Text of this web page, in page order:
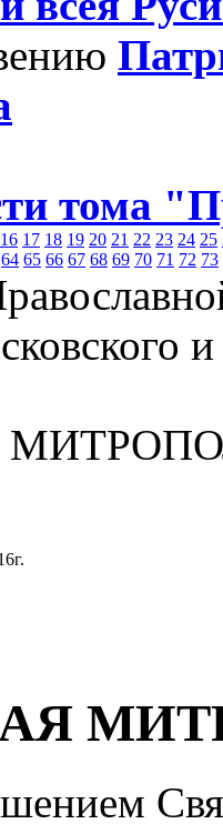
тома
16 17 18 19 20 21 22 23 24 25
64 65 66 67 68 69 70 71 72 73